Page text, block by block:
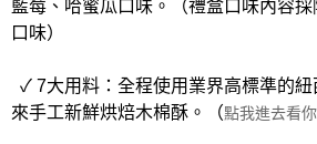
藍莓、哈蜜瓜口味。（禮盒口味內容
口味）
✓ 7大用料：全程使用業界高標準的紐
來手工新鮮烘焙木棉酥。（點我進去看